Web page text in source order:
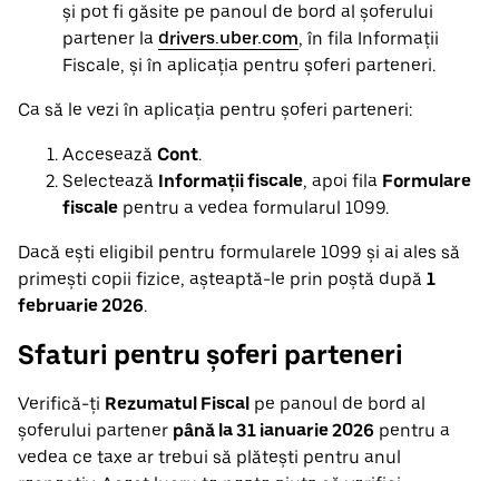
și pot fi găsite pe panoul de bord al șoferului
partener la drivers.uber.com, în fila Informații
Fiscale, și în aplicația pentru șoferi parteneri.
Ca să le vezi în aplicația pentru șoferi parteneri:
Accesează Cont.
Selectează Informații fiscale, apoi fila Formulare
fiscale pentru a vedea formularul 1099.
Dacă ești eligibil pentru formularele 1099 și ai ales să
primești copii fizice, așteaptă-le prin poștă după 1
februarie 2026.
Sfaturi pentru șoferi parteneri
Verifică-ți Rezumatul Fiscal pe panoul de bord al
șoferului partener până la 31 ianuarie 2026 pentru a
vedea ce taxe ar trebui să plătești pentru anul